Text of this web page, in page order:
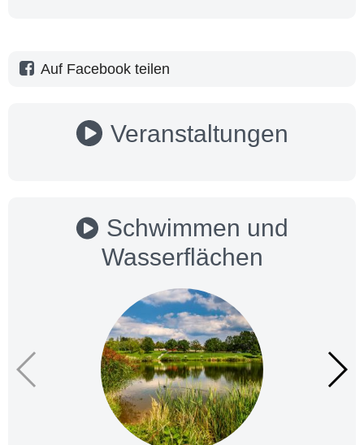
Auf Facebook teilen
Veranstaltungen
Schwimmen und
Wasserflächen